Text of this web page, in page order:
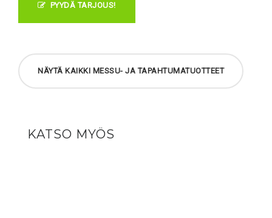
PYYDÄ TARJOUS!
NÄYTÄ KAIKKI MESSU- JA TAPAHTUMATUOTTEET
KATSO MYÖS